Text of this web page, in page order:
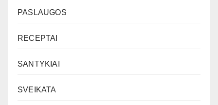
PASLAUGOS
RECEPTAI
SANTYKIAI
SVEIKATA